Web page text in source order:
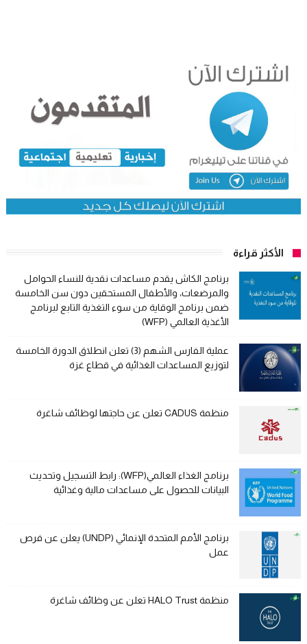
الأكثر قراءة
برنامج الكاش يقدم مساعدات نقدية للنساء الحوامل
والمرضعات، والأطفال المستحقين دون سن الخامسة
ضمن برنامج الوقاية من سوء التغذية التابع لبرنامج
الأغذية العالمي (WFP)
عملية الفارس الشهم (3) تعلن انطلاق الدورة الخامسة
لتوزيع المساعدات الغذائية في قطاع غزة
منظمة CADUS تعلن عن حاجتها لوظائف شاغرة
برنامج الغذاء العالمي(WFP): رابط التسجيل وتحديث
البيانات للحصول على مساعدات مالية وغذائية
برنامج الأمم المتحدة الإنمائي (UNDP) يعلن عن فرص
عمل
منظمة HALO Trust تعلن عن وظائف شاغرة